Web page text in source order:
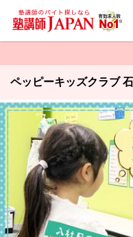
ペッピーキッズクラブ